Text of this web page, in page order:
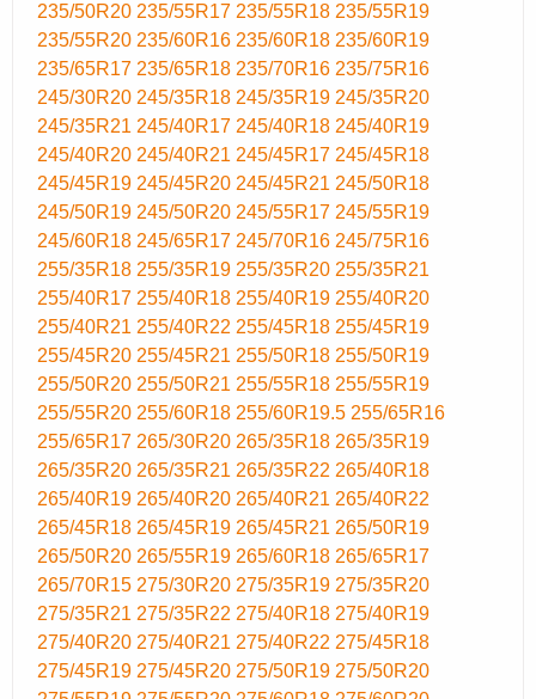
235/50R20 235/55R17 235/55R18 235/55R19
235/55R20 235/60R16 235/60R18 235/60R19
235/65R17 235/65R18 235/70R16 235/75R16
245/30R20 245/35R18 245/35R19 245/35R20
245/35R21 245/40R17 245/40R18 245/40R19
245/40R20 245/40R21 245/45R17 245/45R18
245/45R19 245/45R20 245/45R21 245/50R18
245/50R19 245/50R20 245/55R17 245/55R19
245/60R18 245/65R17 245/70R16 245/75R16
255/35R18 255/35R19 255/35R20 255/35R21
255/40R17 255/40R18 255/40R19 255/40R20
255/40R21 255/40R22 255/45R18 255/45R19
255/45R20 255/45R21 255/50R18 255/50R19
255/50R20 255/50R21 255/55R18 255/55R19
255/55R20 255/60R18 255/60R19.5 255/65R16
255/65R17 265/30R20 265/35R18 265/35R19
265/35R20 265/35R21 265/35R22 265/40R18
265/40R19 265/40R20 265/40R21 265/40R22
265/45R18 265/45R19 265/45R21 265/50R19
265/50R20 265/55R19 265/60R18 265/65R17
265/70R15 275/30R20 275/35R19 275/35R20
275/35R21 275/35R22 275/40R18 275/40R19
275/40R20 275/40R21 275/40R22 275/45R18
275/45R19 275/45R20 275/50R19 275/50R20